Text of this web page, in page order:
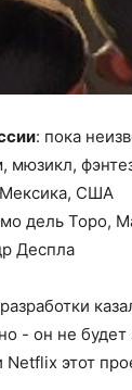
: пока
мюзикл,
США
дель Торо,
Деспла
- он не
этот